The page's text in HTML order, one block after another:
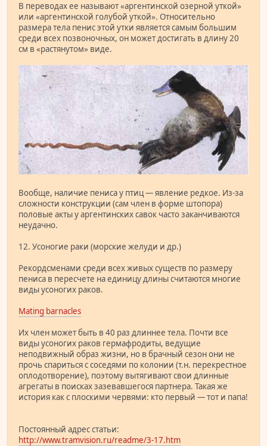
В переводах ее называют «аргентинской озерной уткой»
или «аргентинской голубой уткой». Относительно
размера тела пенис этой утки является самым большим
среди всех позвоночных, он может достигать в длину 20
см в «растянутом» виде.
Вообще, наличие пениса у птиц — явление редкое. Из-за
сложности конструкции (сам член в форме штопора)
половые акты у аргентинских савок часто заканчиваются
неудачно.
12. Усоногие раки (морские желуди и др.)
Рекордсменами среди всех живых существ по размеру
пениса в пересчете на единицу длины считаются многие
виды усоногих раков.
Mating barnacles
Их член может быть в 40 раз длиннее тела. Почти все
виды усоногих раков гермафродиты, ведущие
неподвижный образ жизни, но в брачный сезон они не
прочь спариться с соседями по колонии (т.н. перекрестное
оплодотворение), поэтому вытягивают свои длинные
агрегаты в поисках зазевавшегося партнера. Такая же
история как с плоскими червями: кто первый — тот и папа!
Постоянный адрес статьи:
http://www.tramvision.ru/readme/3-17.htm